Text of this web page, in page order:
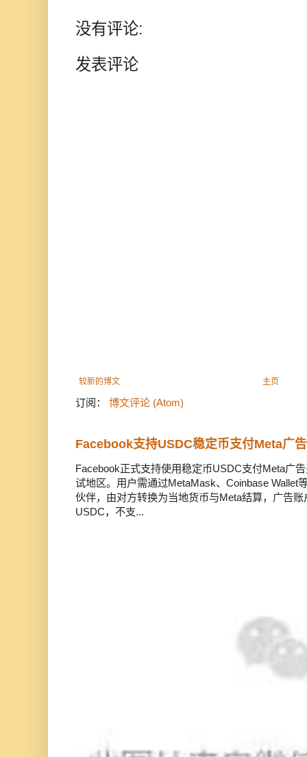
没有评论:
发表评论
较新的博文 主页
订阅： 博文评论 (Atom)
Facebook支持USDC稳定币支付Meta广
Facebook正式支持使用稳定币USDC支付Meta广
试地区。用户需通过MetaMask、Coinbase Wallet
伙伴，由对方转换为当地货币与Meta结算，广告
USDC，不支...